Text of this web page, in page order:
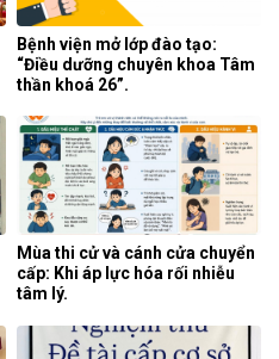
Bệnh viện mở lớp đào tạo:
“Điều dưỡng chuyên khoa Tâm
thần khoá 26”.
Mùa thi cử và cánh cửa chuyển
cấp: Khi áp lực hóa rối nhiễu
tâm lý.